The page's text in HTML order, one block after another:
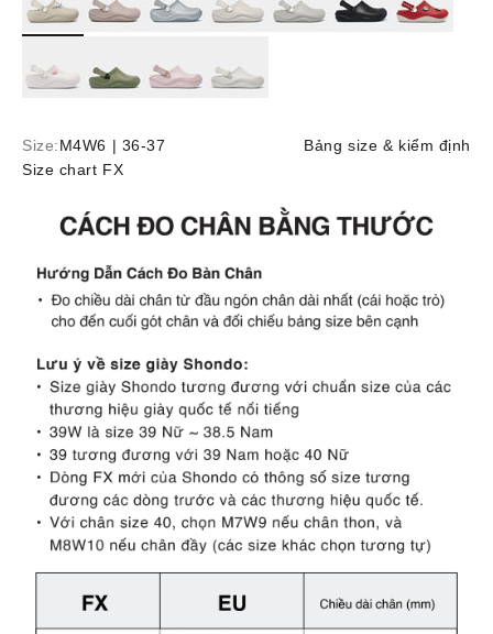
Size:M4W6 | 36-37
Bảng size & kiểm định
Size chart FX